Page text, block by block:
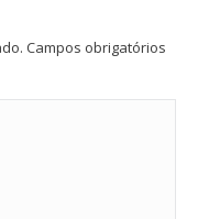
Campos obrigatórios